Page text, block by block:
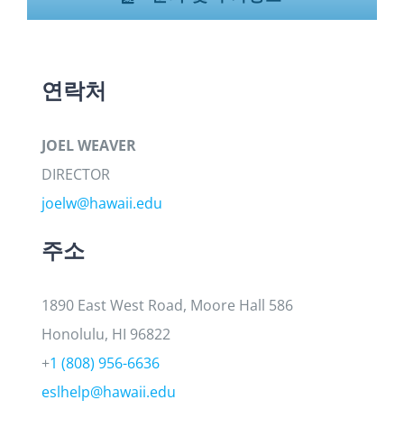
연락처
JOEL WEAVER
DIRECTOR
joelw@hawaii.edu
주소
1890 East West Road, Moore Hall 586
Honolulu, HI 96822
+1 (808) 956-6636
eslhelp@hawaii.edu